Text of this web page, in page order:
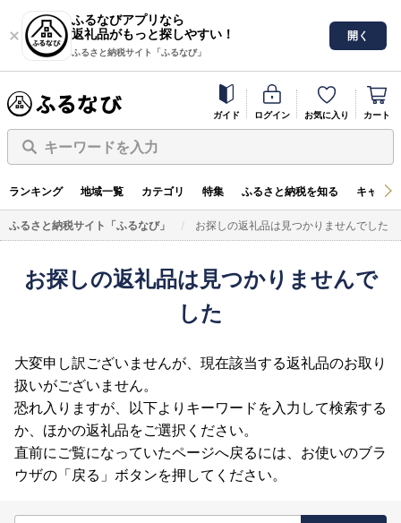
ふるなびアプリなら
返礼品がもっと探しやすい！
ふるさと納税サイト「ふるなび」
開く
ガイド ログイン お気に入り カート
キーワードを入力
ランキング 地域一覧 カテゴリ 特集 ふるさと納税を知る キャン
ふるさと納税サイト「ふるなび」 お探しの返礼品は見つかりませんでした
お探しの返礼品は見つかりませんで
した
大変申し訳ございませんが、現在該当する返礼品のお取り
扱いがございません。
恐れ入りますが、以下よりキーワードを入力して検索する
か、ほかの返礼品をご選択ください。
直前にご覧になっていたページへ戻るには、お使いのブラ
ウザの「戻る」ボタンを押してください。